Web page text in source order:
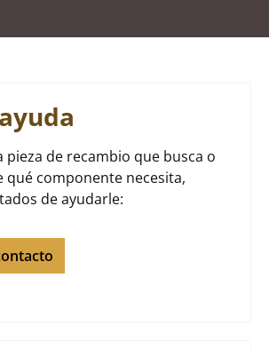
pieza de recambio que busca o
qué componente necesita,
de ayudarle: